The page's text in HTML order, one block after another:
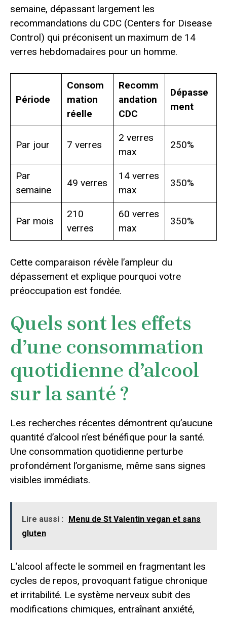
semaine, dépassant largement les
recommandations du CDC (Centers for Disease
Control) qui préconisent un maximum de 14
verres hebdomadaires pour un homme.
Période
Consom
mation
réelle
Recomm
andation
CDC
Dépasse
ment
Par jour 7 verres
2 verres
max
250%
Par
semaine
49 verres
14 verres
max
350%
Par mois
210
verres
60 verres
max
350%
Cette comparaison révèle l’ampleur du
dépassement et explique pourquoi votre
préoccupation est fondée.
Quels sont les effets
d’une consommation
quotidienne d’alcool
sur la santé ?
Les recherches récentes démontrent qu’aucune
quantité d’alcool n’est bénéfique pour la santé.
Une consommation quotidienne perturbe
profondément l’organisme, même sans signes
visibles immédiats.
Lire aussi :
Menu de St Valentin vegan et sans
gluten
L’alcool affecte le sommeil en fragmentant les
cycles de repos, provoquant fatigue chronique
et irritabilité. Le système nerveux subit des
modifications chimiques, entraînant anxiété,